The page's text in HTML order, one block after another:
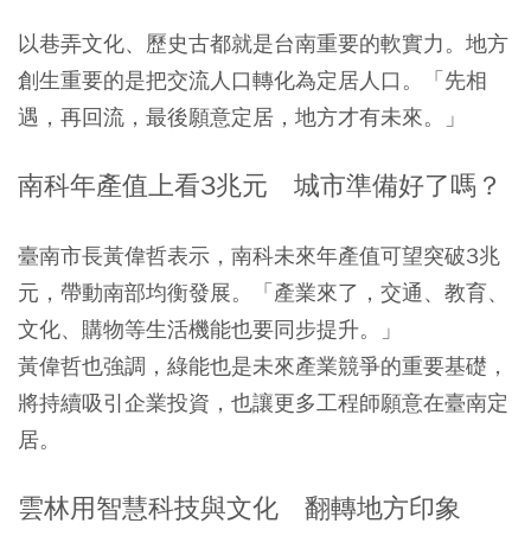
以巷弄文化、歷史古都就是台南重要的軟實力。地方
創生重要的是把交流人口轉化為定居人口。「先相
遇，再回流，最後願意定居，地方才有未來。」
南科年產值上看3兆元 城市準備好了嗎？
臺南市長黃偉哲表示，南科未來年產值可望突破3兆
元，帶動南部均衡發展。「產業來了，交通、教育、
文化、購物等生活機能也要同步提升。」
黃偉哲也強調，綠能也是未來產業競爭的重要基礎，
將持續吸引企業投資，也讓更多工程師願意在臺南定
居。
雲林用智慧科技與文化 翻轉地方印象